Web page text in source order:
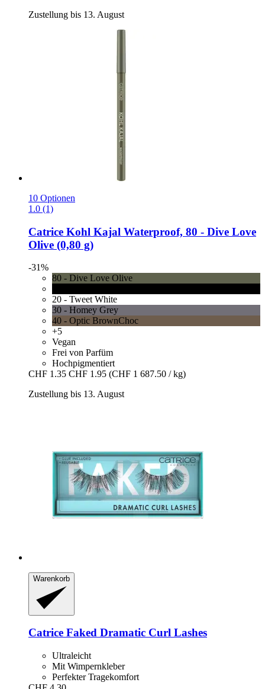
Zustellung bis 13. August
10 Optionen
1.0 (1)
Catrice Kohl Kajal Waterproof, 80 -​ Dive Love
Olive (0,80 g)
-31%
80 - Dive Love Olive
20 - Tweet White
30 - Homey Grey
40 - Optic BrownChoc
+5
Vegan
Frei von Parfüm
Hochpigmentiert
CHF 1.35 CHF 1.95 (CHF 1 687.50 / kg)
Zustellung bis 13. August
Warenkorb
Catrice Faked Dramatic Curl Lashes
Ultraleicht
Mit Wimpernkleber
Perfekter Tragekomfort